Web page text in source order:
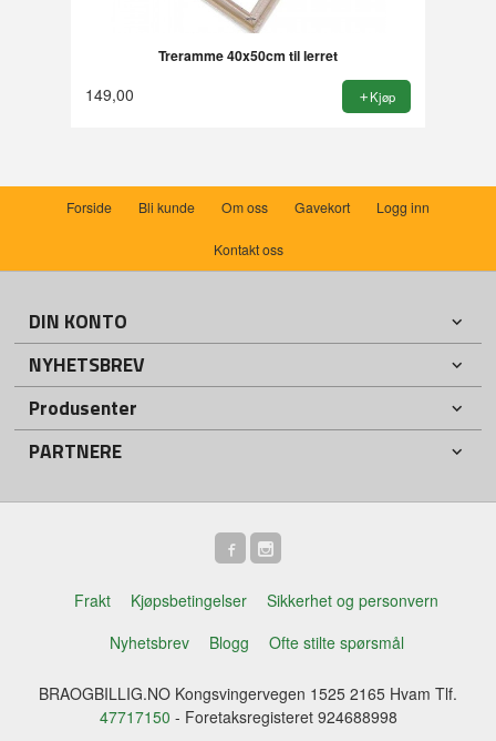
Treramme 40x50cm til lerret
149,00 Kjøp
Forside Bli kunde Om oss Gavekort Logg inn
Kontakt oss
DIN KONTO
NYHETSBREV
Produsenter
PARTNERE
Frakt Kjøpsbetingelser
Sikkerhet og personvern
Nyhetsbrev
Blogg Ofte stilte spørsmål
BRAOGBILLIG.NO Kongsvingervegen 1525 2165 Hvam Tlf.
47717150 - Foretaksregisteret 924688998